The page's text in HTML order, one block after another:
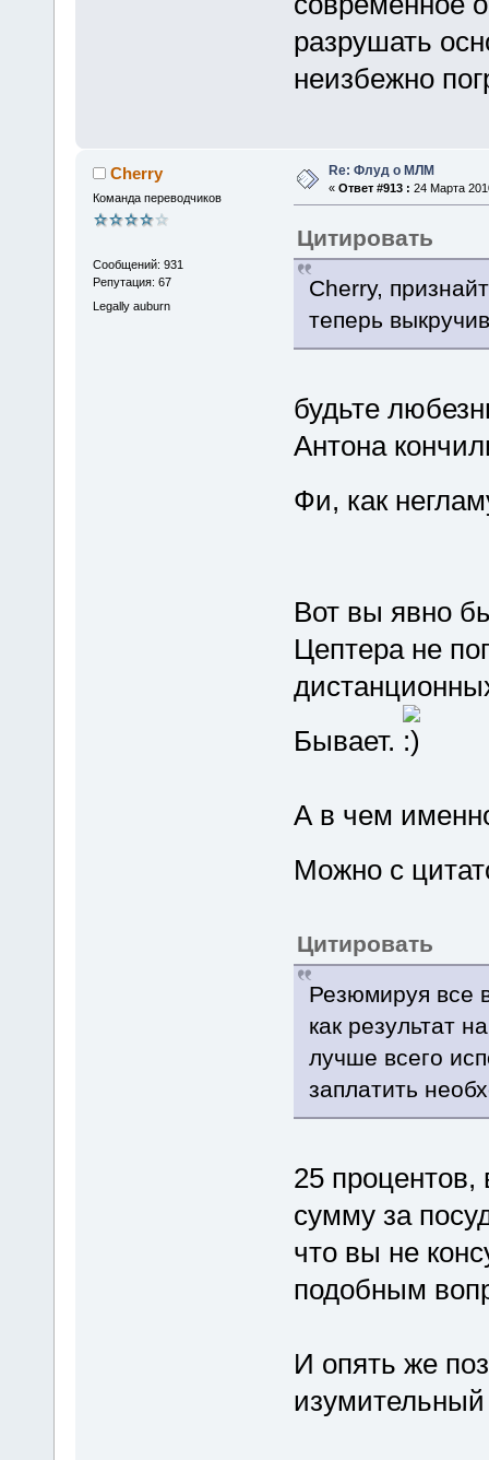
разрушать
неизбежно
Cherry
Команда переводчиков
Сообщений: 931
Репутация: 67
Legally auburn
Re: Флуд о МЛМ
« Ответ #913 : 24 Марта
Цитировать
Cherry,
теперь
будьте
Антона
Фи, как
Вот вы явно
Цептера не
Бывает.
А в чем
Можно с
Цитировать
Резюмируя все
как результат
лучше всего
заплатить
25
сумму за
что вы не
подобным
И опять же